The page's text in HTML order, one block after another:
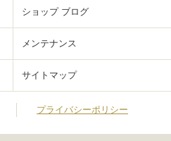
ショップ ブログ
メンテナンス
サイトマップ
プライバシーポリシー